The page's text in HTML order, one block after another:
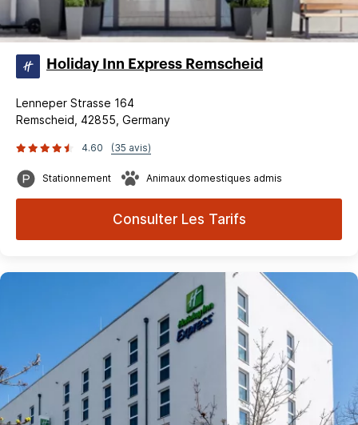
Holiday Inn Express Remscheid
Lenneper Strasse 164
Remscheid, 42855, Germany
4.60 (35 avis)
Stationnement Animaux domestiques admis
Consulter Les Tarifs